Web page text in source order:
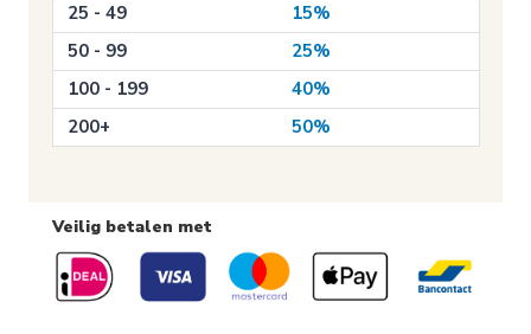
25 - 49
15%
50 - 99
25%
100 - 199
40%
200+
50%
Veilig betalen met